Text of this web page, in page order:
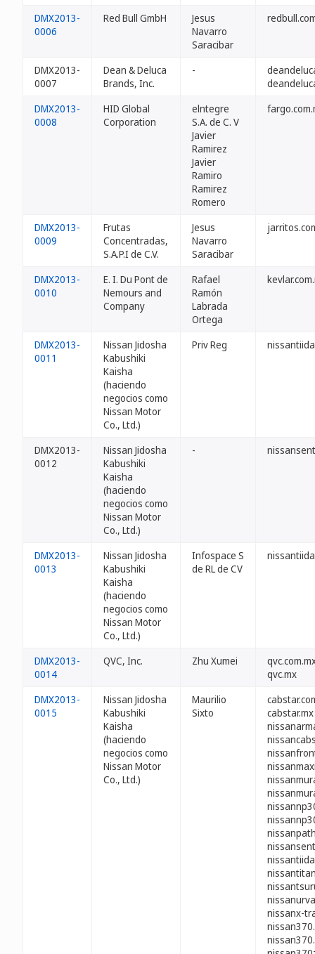
DMX2013-
0006
Red Bull GmbH
Jesus
Navarro
Saracibar
DMX2013-
0007
Dean & Deluca
Brands, Inc.
-
DMX2013-
0008
HID Global
Corporation
elntegre
S.A. de C. V
Javier
Ramirez
Javier
Ramiro
Ramirez
Romero
DMX2013-
0009
Frutas
Concentradas,
S.A.P.I de C.V.
Jesus
Navarro
Saracibar
DMX2013-
0010
E. I. Du Pont de
Nemours and
Company
Rafael
Ramón
Labrada
Ortega
DMX2013-
0011
Nissan Jidosha
Kabushiki
Kaisha
(haciendo
negocios como
Nissan Motor
Co., Ltd.)
Priv Reg
DMX2013-
0012
Nissan Jidosha
Kabushiki
Kaisha
(haciendo
negocios como
Nissan Motor
Co., Ltd.)
-
DMX2013-
0013
Nissan Jidosha
Kabushiki
Kaisha
(haciendo
negocios como
Nissan Motor
Co., Ltd.)
Infospace S
de RL de CV
DMX2013-
0014
QVC, Inc. Zhu Xumei
qvc.mx
DMX2013-
0015
Nissan Jidosha
Kabushiki
Kaisha
(haciendo
negocios como
Nissan Motor
Co., Ltd.)
Maurilio
Sixto
cabstar.mx
nissanx-